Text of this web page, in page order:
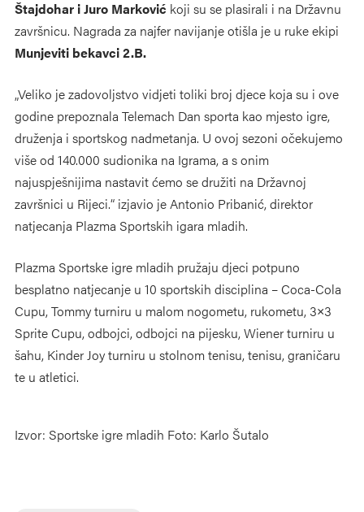
Štajdohar i Juro Marković koji su se plasirali i na Državnu
završnicu. Nagrada za najfer navijanje otišla je u ruke ekipi
Munjeviti bekavci 2.B.
„Veliko je zadovoljstvo vidjeti toliki broj djece koja su i ove
godine prepoznala Telemach Dan sporta kao mjesto igre,
druženja i sportskog nadmetanja. U ovoj sezoni očekujemo
više od 140.000 sudionika na Igrama, a s onim
najuspješnijima nastavit ćemo se družiti na Državnoj
završnici u Rijeci.“ izjavio je Antonio Pribanić, direktor
natjecanja Plazma Sportskih igara mladih.
Plazma Sportske igre mladih pružaju djeci potpuno
besplatno natjecanje u 10 sportskih disciplina – Coca-Cola
Cupu, Tommy turniru u malom nogometu, rukometu, 3×3
Sprite Cupu, odbojci, odbojci na pijesku, Wiener turniru u
šahu, Kinder Joy turniru u stolnom tenisu, tenisu, graničaru
te u atletici.
Izvor: Sportske igre mladih Foto: Karlo Šutalo